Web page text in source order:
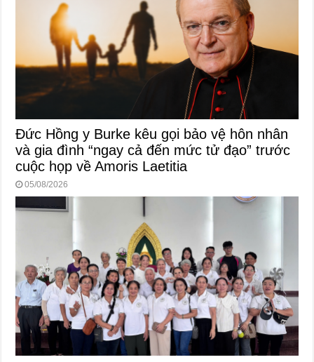
Đức Hồng y Burke kêu gọi bảo vệ hôn nhân
và gia đình “ngay cả đến mức tử đạo” trước
cuộc họp về Amoris Laetitia
05/08/2026